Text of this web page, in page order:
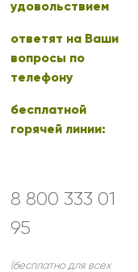
удовольствием
ответят на Ваши
вопросы по
телефону
бесплатной
горячей линии:
8 800 333 01
95
(бесплатно для всех